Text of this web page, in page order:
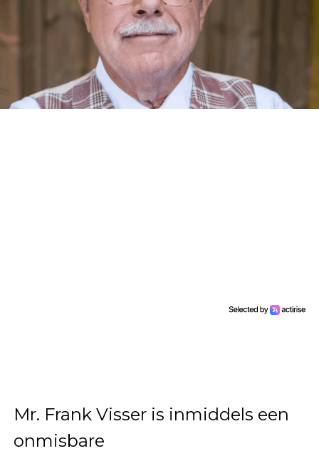
Mr. Frank Visser is inmiddels een
onmisbare